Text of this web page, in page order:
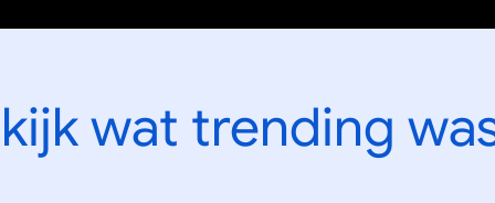
wat trending